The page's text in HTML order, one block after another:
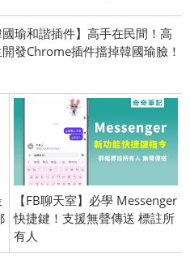
國瑜和諧插件】高手在民間！高
發Chrome插件擋掉韓國瑜臉！
【FB聊天室】必學 Messenger
快捷鍵！支援無聲傳送 標註所
有人